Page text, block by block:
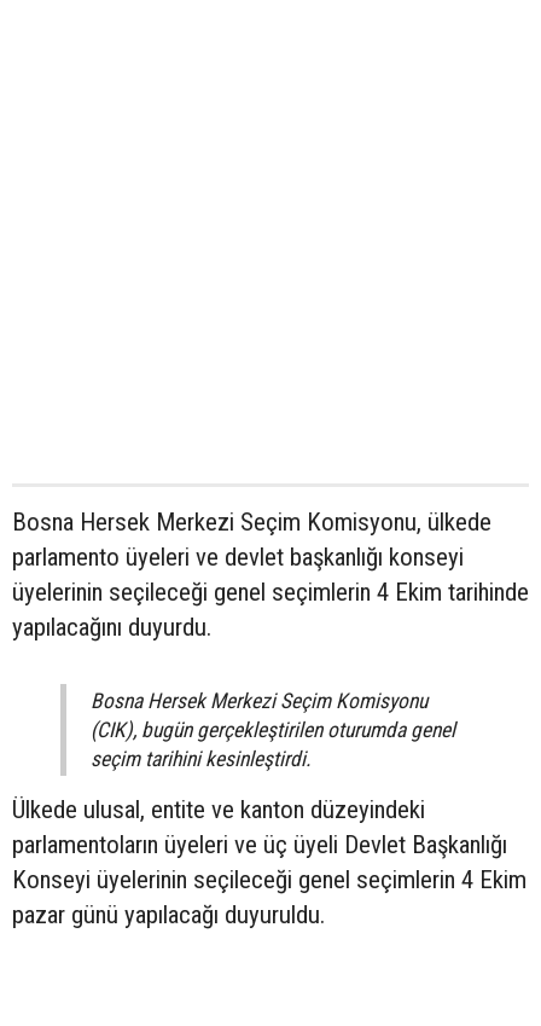
Bosna Hersek Merkezi Seçim Komisyonu, ülkede
parlamento üyeleri ve devlet başkanlığı konseyi
üyelerinin seçileceği genel seçimlerin 4 Ekim tarihinde
yapılacağını duyurdu.
Bosna Hersek Merkezi Seçim Komisyonu
(CIK), bugün gerçekleştirilen oturumda genel
seçim tarihini kesinleştirdi.
Ülkede ulusal, entite ve kanton düzeyindeki
parlamentoların üyeleri ve üç üyeli Devlet Başkanlığı
Konseyi üyelerinin seçileceği genel seçimlerin 4 Ekim
pazar günü yapılacağı duyuruldu.